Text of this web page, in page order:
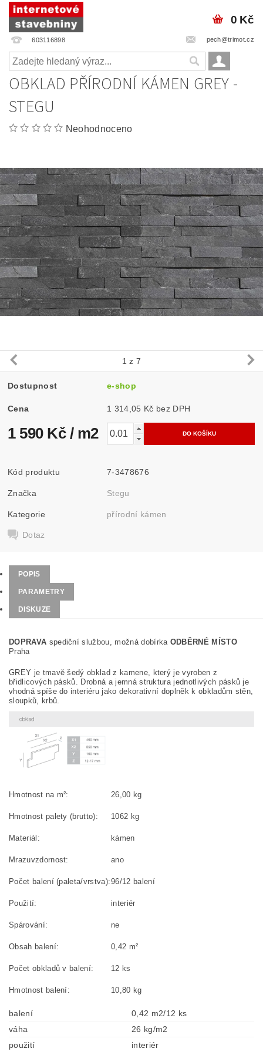
603116898 pech@trimot.cz
0 Kč
OBKLAD PŘÍRODNÍ KÁMEN GREY -
STEGU
Neohodnoceno
1 z 7
Dostupnost e-shop
Cena 1 314,05 Kč bez DPH
1 590 Kč / m2
Kód produktu 7-3478676
Značka Stegu
Kategorie přírodní kámen
Dotaz
POPIS
PARAMETRY
DISKUZE
DOPRAVA spediční službou, možná dobírkaODBĚRNÉ MÍSTO
Praha
GREY je tmavě šedý obklad z kamene, který je vyroben z
břidlicových pásků. Drobná a jemná struktura jednotlivých pásků je
vhodná spíše do interiéru jako dekorativní doplněk k obkladům stěn,
sloupků, krbů.
Hmotnost na m²: 26,00 kg
Hmotnost palety (brutto): 1062 kg
Materiál: kámen
Mrazuvzdornost: ano
Počet balení (paleta/vrstva):96/12 balení
Použití: interiér
Spárování: ne
Obsah balení: 0,42 m²
Počet obkladů v balení: 12 ks
Hmotnost balení: 10,80 kg
balení
0,42 m2/12 ks
váha
26 kg/m2
použití
interiér